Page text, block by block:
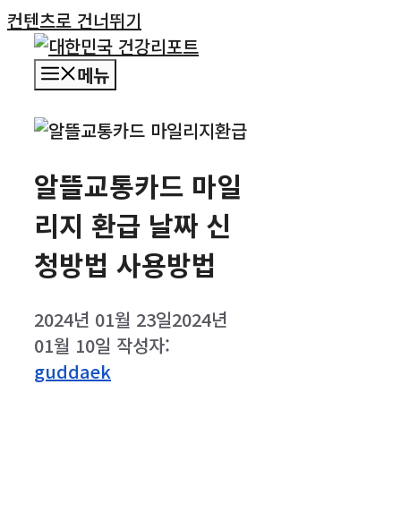
컨텐츠로 건너뛰기
메뉴
알뜰교통카드 마일
리지 환급 날짜 신
청방법 사용방법
2024년 01월 23일2024년
01월 10일 작성자:
guddaek